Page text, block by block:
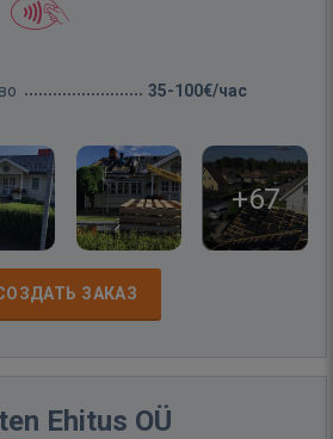
35-100€/час
+67
ЗАКАЗ
Ehitus OÜ